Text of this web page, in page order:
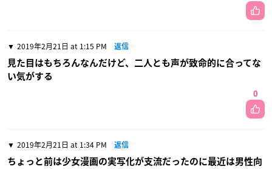
2019年2月21日 at 1:15 PM 返信
見た目はもちろんなんだけど、二人とも声が致命的に合ってな
い気がする
0
2019年2月21日 at 1:34 PM 返信
ちょっと前は少女漫画の実写化が支流だったのに最近は男性向